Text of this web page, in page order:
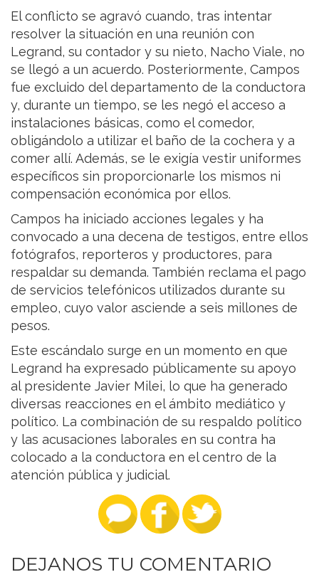
El conflicto se agravó cuando, tras intentar
resolver la situación en una reunión con
Legrand, su contador y su nieto, Nacho Viale, no
se llegó a un acuerdo. Posteriormente, Campos
fue excluido del departamento de la conductora
y, durante un tiempo, se les negó el acceso a
instalaciones básicas, como el comedor,
obligándolo a utilizar el baño de la cochera y a
comer allí. Además, se le exigía vestir uniformes
específicos sin proporcionarle los mismos ni
compensación económica por ellos.
Campos ha iniciado acciones legales y ha
convocado a una decena de testigos, entre ellos
fotógrafos, reporteros y productores, para
respaldar su demanda. También reclama el pago
de servicios telefónicos utilizados durante su
empleo, cuyo valor asciende a seis millones de
pesos.
Este escándalo surge en un momento en que
Legrand ha expresado públicamente su apoyo
al presidente Javier Milei, lo que ha generado
diversas reacciones en el ámbito mediático y
político. La combinación de su respaldo político
y las acusaciones laborales en su contra ha
colocado a la conductora en el centro de la
atención pública y judicial.
DEJANOS TU COMENTARIO